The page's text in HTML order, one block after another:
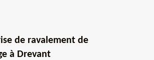
de ravalement de
à Drevant